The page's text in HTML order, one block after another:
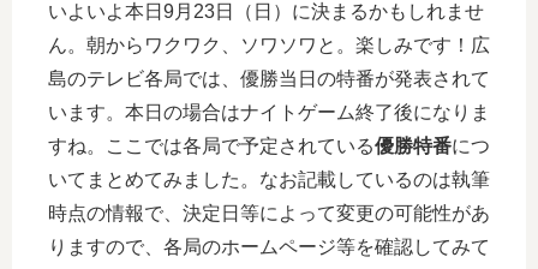
いよいよ本日9月23日（日）に決まるかもしれませ
ん。朝からワクワク、ソワソワと。楽しみです！広
島のテレビ各局では、優勝当日の特番が発表されて
います。本日の場合はナイトゲーム終了後になりま
すね。ここでは各局で予定されている優勝特番につ
いてまとめてみました。なお記載しているのは執筆
時点の情報で、決定日等によって変更の可能性があ
りますので、各局のホームページ等を確認してみて